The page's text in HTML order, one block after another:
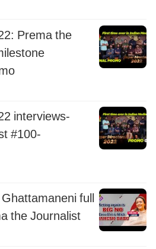
Prema the
interviews-
#100-
full
the Journalist